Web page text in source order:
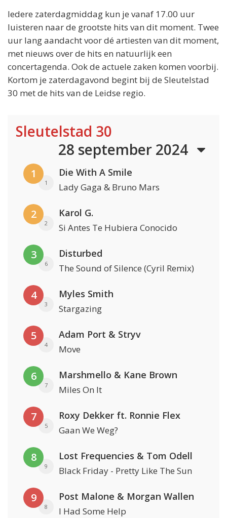
Iedere zaterdagmiddag kun je vanaf 17.00 uur
luisteren naar de grootste hits van dit moment. Twee
uur lang aandacht voor dé artiesten van dit moment,
met nieuws over de hits en natuurlijk een
concertagenda. Ook de actuele zaken komen voorbij.
Kortom je zaterdagavond begint bij de Sleutelstad
30 met de hits van de Leidse regio.
Sleutelstad 30
28 september 2024
1
1
Die With A Smile
Lady Gaga & Bruno Mars
2
2
Karol G.
Si Antes Te Hubiera Conocido
3
6
Disturbed
The Sound of Silence (Cyril Remix)
4
3
Myles Smith
Stargazing
5
4
Adam Port & Stryv
Move
6
7
Marshmello & Kane Brown
Miles On It
7
5
Roxy Dekker ft. Ronnie Flex
Gaan We Weg?
8
9
Lost Frequencies & Tom Odell
Black Friday - Pretty Like The Sun
9
8
Post Malone & Morgan Wallen
I Had Some Help